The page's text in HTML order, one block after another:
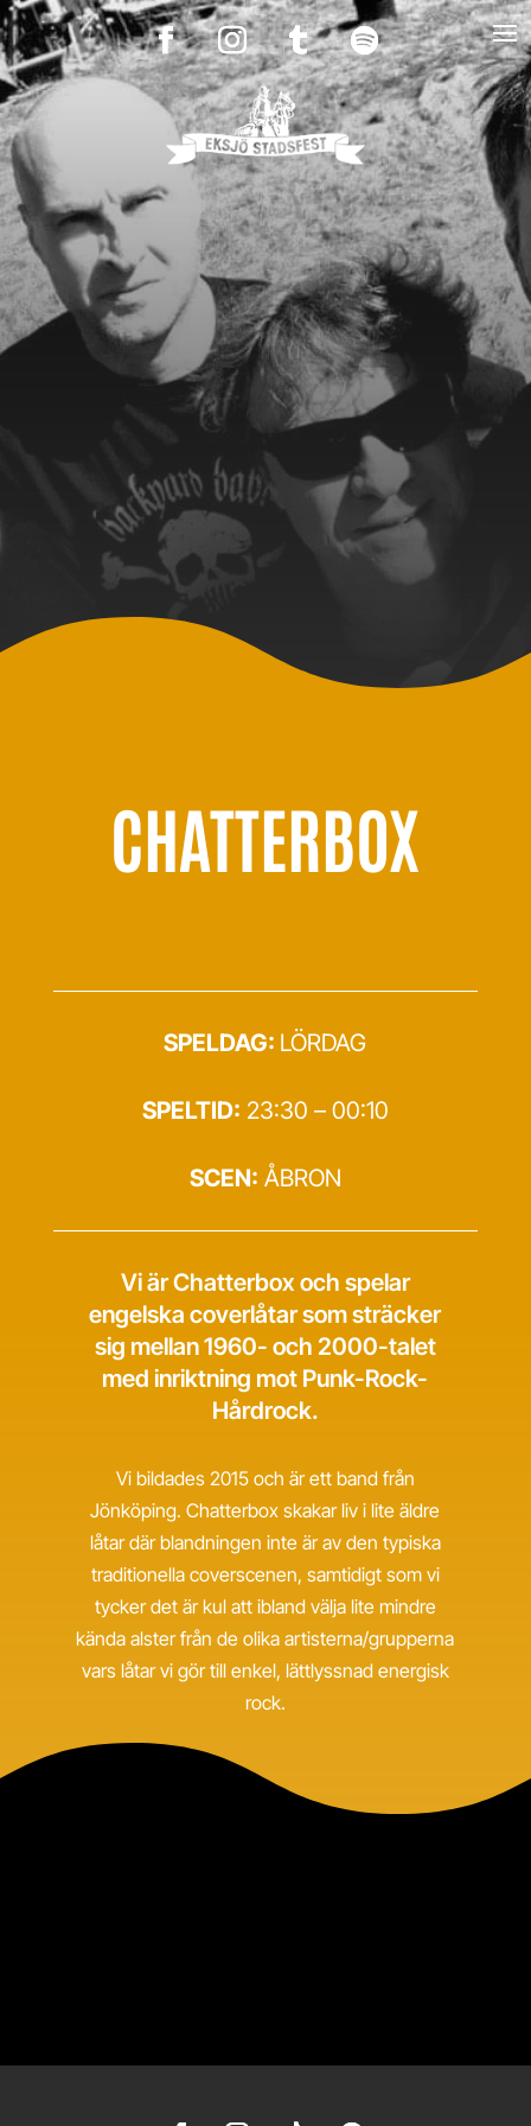
CHATTERBOX
SPELDAG: LÖRDAG
SPELTID: 23:30 – 00:10
SCEN: ÅBRON
Vi är Chatterbox och spelar
engelska coverlåtar som sträcker
sig mellan 1960- och 2000-talet
med inriktning mot Punk-Rock-
Hårdrock.
Vi bildades 2015 och är ett band från
Jönköping. Chatterbox skakar liv i lite äldre
låtar där blandningen inte är av den typiska
traditionella coverscenen, samtidigt som vi
tycker det är kul att ibland välja lite mindre
kända alster från de olika artisterna/grupperna
vars låtar vi gör till enkel, lättlyssnad energisk
rock.